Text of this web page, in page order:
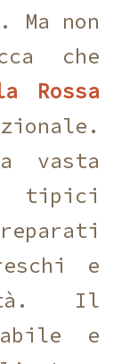
non
che
Rossa
vasta
tipici
e
Il
e